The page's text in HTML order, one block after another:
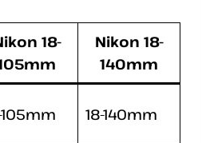
18-
Nikon 18-
140mm
105mm 18-140mm